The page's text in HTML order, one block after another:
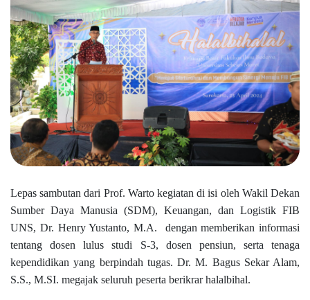
Lepas sambutan dari Prof. Warto kegiatan di isi oleh Wakil Dekan
Sumber Daya Manusia (SDM), Keuangan, dan Logistik FIB
UNS, Dr. Henry Yustanto, M.A.
dengan memberikan informasi
tentang dosen lulus studi S-3, dosen pensiun, serta tenaga
kependidikan yang berpindah tugas. Dr. M. Bagus Sekar Alam,
S.S., M.SI. megajak seluruh peserta berikrar halalbihal.